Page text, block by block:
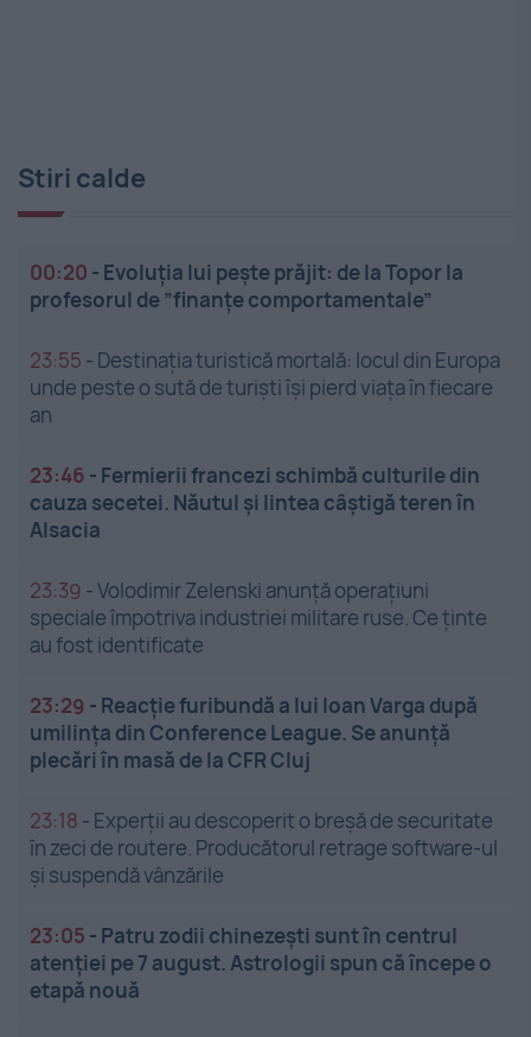
Stiri calde
00:20 - Evoluția lui pește prăjit: de la Topor la
profesorul de ”finanțe comportamentale”
23:55 - Destinația turistică mortală: locul din Europa
unde peste o sută de turiști își pierd viața în fiecare
an
23:46 - Fermierii francezi schimbă culturile din
cauza secetei. Năutul și lintea câștigă teren în
Alsacia
23:39 -Volodimir Zelenski anunță operațiuni
speciale împotriva industriei militare ruse. Ce ținte
au fost identificate
23:29 - Reacție furibundă a lui Ioan Varga după
umilința din Conference League. Se anunță
plecări în masă de la CFR Cluj
23:18 - Experții au descoperit o breșă de securitate
în zeci de routere. Producătorul retrage software-ul
și suspendă vânzările
23:05 - Patru zodii chinezești sunt în centrul
atenției pe 7 august. Astrologii spun că începe o
etapă nouă